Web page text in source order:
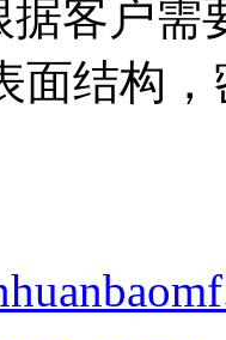
据客户
面结构